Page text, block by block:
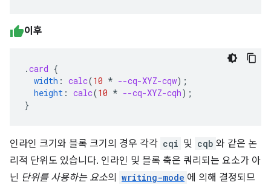
이후
.card {
width : calc(10 * --cq-XYZ-cqw);
height : calc(10 * --cq-XYZ-cqh);
}
인라인 크기와 블록 크기의 경우 각각 cqi 및 cqb 와 같은 논
리적 단위도 있습니다. 인라인 및 블록 축은 쿼리되는 요소가 아
닌 단위를 사용하는 요소의 writing-mode 에 의해 결정되므